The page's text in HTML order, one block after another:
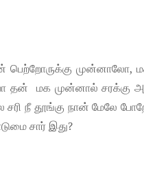
பெற்றோருக்கு முன்னாலோ,
தன் மக முன்னால் சரக்கு
நீ தூங்கு நான் மேலே
சார் இது?